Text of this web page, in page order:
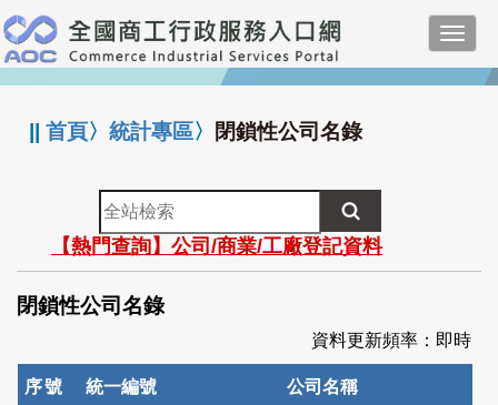
跳
到
主
要
:::
||首頁〉統計專區〉 閉鎖性公司名錄
全
站
檢
索
【熱門查詢】公司/商業/工廠登記資料
閉鎖性公司名錄
資料更新頻率：即時
序號 統一編號 公司名稱